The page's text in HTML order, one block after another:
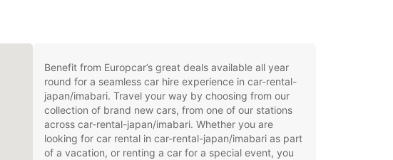
Benefit from Europcar’s great deals available all year
round for a seamless car hire experience in car-rental-
japan/imabari. Travel your way by choosing from our
collection of brand new cars, from one of our stations
across car-rental-japan/imabari. Whether you are
looking for car rental in car-rental-japan/imabari as part
of a vacation, or renting a car for a special event, you